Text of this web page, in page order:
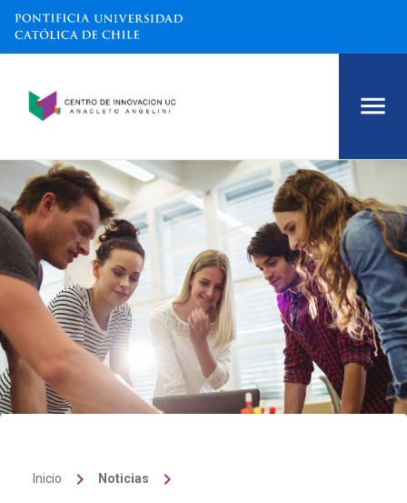
Inicio keyboard_arrow_right Noticias keyboard_arrow_right